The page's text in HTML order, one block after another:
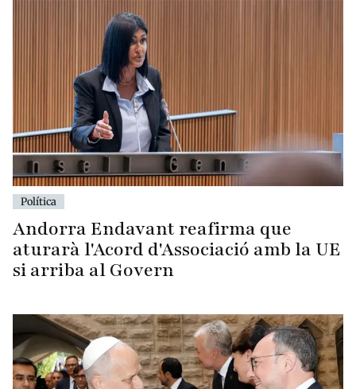
Política
Andorra Endavant reafirma que
aturarà l'Acord d'Associació amb la UE
si arriba al Govern